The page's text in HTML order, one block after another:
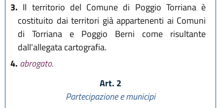
3. Il territorio del Comune di Poggio Torriana è
costituito dai territori già appartenenti ai Comuni
di Torriana e Poggio Berni come risultante
dall'allegata cartografia.
4. abrogato.
Art. 2
Partecipazione e municipi